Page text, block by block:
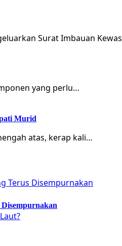
Surat Imbauan
yang perlu…
Murid
atas, kerap kali…